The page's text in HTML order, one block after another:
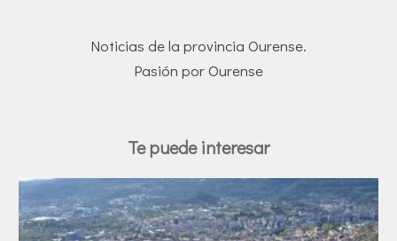
Noticias de la provincia Ourense.
Pasión por Ourense
Te puede interesar